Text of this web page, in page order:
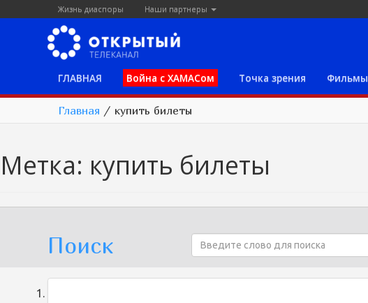
Жизнь диаспоры Наши партнеры
ГЛАВНАЯ Война с ХАМАСом Точка зрения Фильмы
Главная / купить билеты
Метка: купить билеты
Поиск